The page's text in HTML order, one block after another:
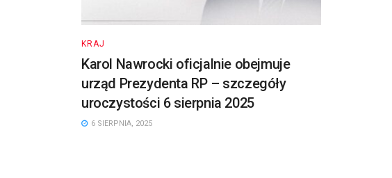
KRAJ
Karol Nawrocki oficjalnie obejmuje
urząd Prezydenta RP – szczegóły
uroczystości 6 sierpnia 2025
6 SIERPNIA, 2025